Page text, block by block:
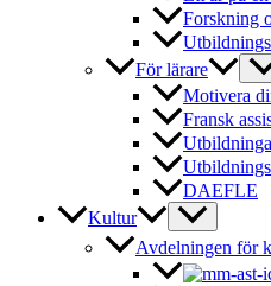
Forskning
För lärare
Motivera
Fransk
DAEFLE
Kultur
Avdelningen för